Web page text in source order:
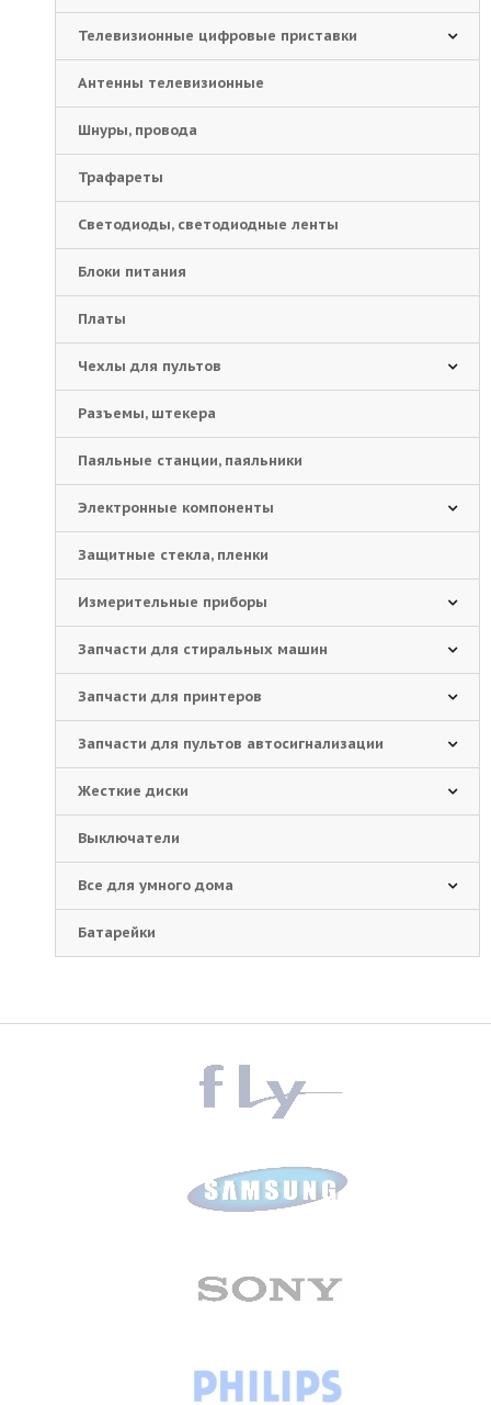
Телевизионные цифровые приставки
Антенны телевизионные
Шнуры, провода
Трафареты
Светодиоды, светодиодные ленты
Блоки питания
Платы
Чехлы для пультов
Разъемы, штекера
Паяльные станции, паяльники
Электронные компоненты
Защитные стекла, пленки
Измерительные приборы
Запчасти для стиральных машин
Запчасти для принтеров
Запчасти для пультов автосигнализации
Жесткие диски
Выключатели
Все для умного дома
Батарейки